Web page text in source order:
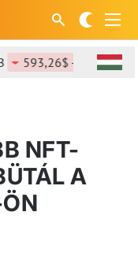
593,26$ -0,92%
NFT-
A